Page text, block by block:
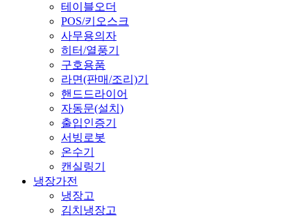
테이블오더
POS/키오스크
사무용의자
히터/열풍기
구호용품
라면(판매/조리)기
핸드드라이어
자동문(설치)
출입인증기
서빙로봇
온수기
캔실링기
냉장가전
냉장고
김치냉장고